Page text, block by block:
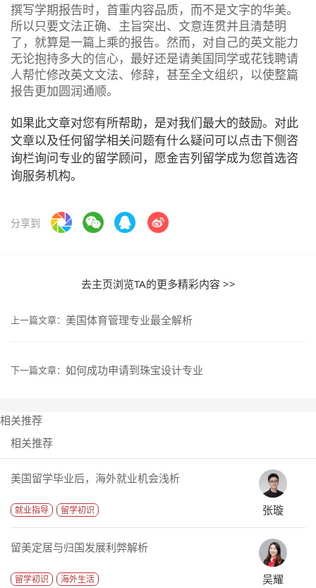
撰写学期报告时，首重内容品质，而不是文字的华美。
所以只要文法正确、主旨突出、文意连贯并且清楚明
了，就算是一篇上乘的报告。然而，对自己的英文能力
无论抱持多大的信心，最好还是请美国同学或花钱聘请
人帮忙修改英文文法、修辞，甚至全文组织，以使整篇
报告更加圆润通顺。
如果此文章对您有所帮助，是对我们最大的鼓励。对此
文章以及任何留学相关问题有什么疑问可以点击下侧咨
询栏询问专业的留学顾问，愿金吉列留学成为您首选咨
询服务机构。
分享到
去主页浏览TA的更多精彩内容 >>
上一篇文章： 美国体育管理专业最全解析
下一篇文章： 如何成功申请到珠宝设计专业
相关推荐
相关推荐
美国留学毕业后，海外就业机会浅析
就业指导 留学初识 张璇
留美定居与归国发展利弊解析
留学初识 海外生活 吴耀